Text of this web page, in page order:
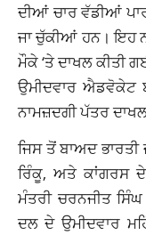
ਦੀਆਂ ਚਾਰਵੱਡੀਆਂ
ਜਾ ਚੁੱਕੀਆਂ ਹਨ। ਇਹ
ਮੌਕੇ ‘ਤੇ ਦਾਖਲ ਕੀਤੀ
ਉਮੀਦਵਾਰ ਐਡਵੋਕੇਟ
ਨਾਮਜ਼ਦਗੀ ਪੱਤਰ
ਜਿਸ ਤੋਂ ਬਾਅਦ ਭਾਰਤੀ
ਰਿੰਕੂ, ਅਤੇ ਕਾਂਗਰਸ
ਮੰਤਰੀ ਚਰਨਜੀਤ
ਦਲ ਦੇ ਉਮੀਦਵਾਰ